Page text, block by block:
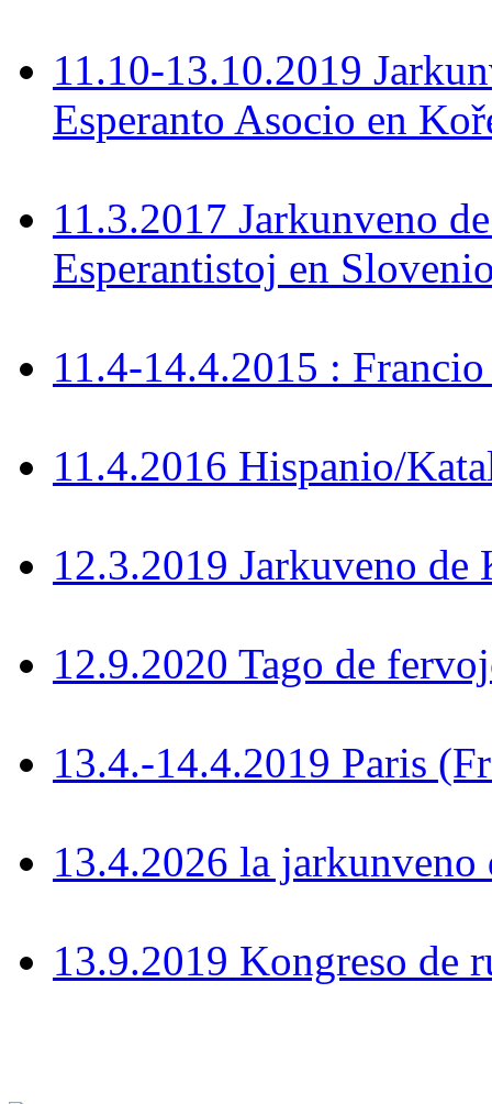
11.10-13.10.2019
Esperanto Asocio en
11.3.2017 Jarkunveno
Esperantistoj en
11.4-14.4.2015 :
11.4.2016 Hispanio/
12.3.2019 Jarkuveno de
12.9.2020 Tago de
13.4.-14.4.2019 Paris
13.4.2026 la jarkunveno
13.9.2019 Kongreso de